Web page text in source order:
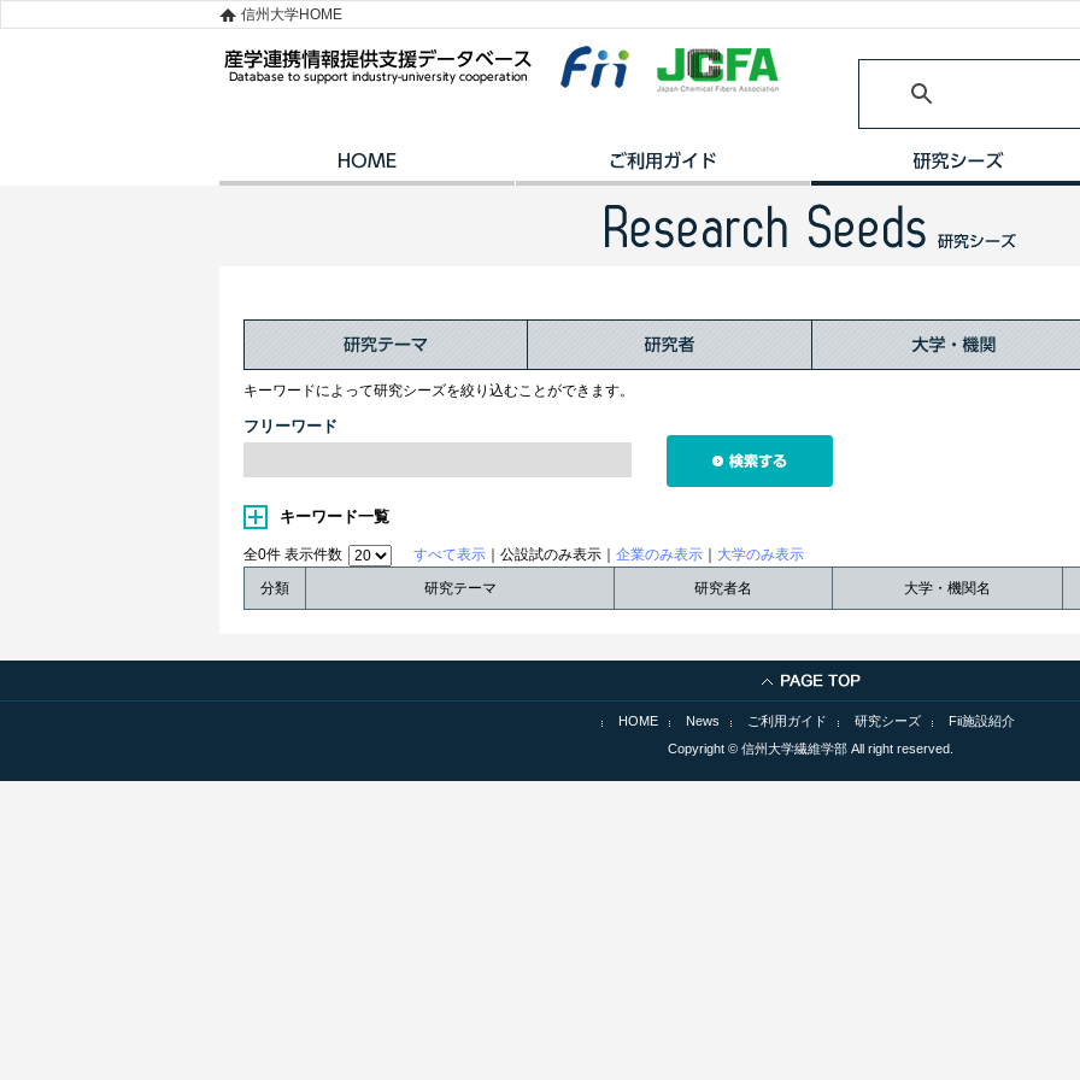
信州大学HOME
キーワードによって研究シーズを絞り込むことができます。
フリーワード
キーワード一覧
全0件 表示件数 すべて表示 ｜公設試のみ表示｜ 企業のみ表示
大学のみ表示
分類
研究テーマ 研究者名 大学・機関名
HOME News ご利用ガイド 研究シーズ
Fii施設紹介
Copyright © 信州大学繊維学部 All right reserved.